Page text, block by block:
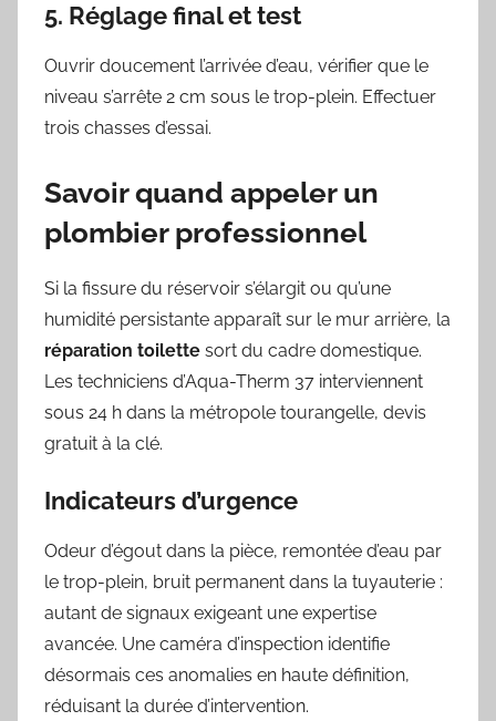
5. Réglage final et test
Ouvrir doucement l’arrivée d’eau, vérifier que le
niveau s’arrête 2 cm sous le trop-plein. Effectuer
trois chasses d’essai.
Savoir quand appeler un
plombier professionnel
Si la fissure du réservoir s’élargit ou qu’une
humidité persistante apparaît sur le mur arrière, la
réparation toilette sort du cadre domestique.
Les techniciens d’Aqua-Therm 37 interviennent
sous 24 h dans la métropole tourangelle, devis
gratuit à la clé.
Indicateurs d’urgence
Odeur d’égout dans la pièce, remontée d’eau par
le trop-plein, bruit permanent dans la tuyauterie :
autant de signaux exigeant une expertise
avancée. Une caméra d’inspection identifie
désormais ces anomalies en haute définition,
réduisant la durée d’intervention.